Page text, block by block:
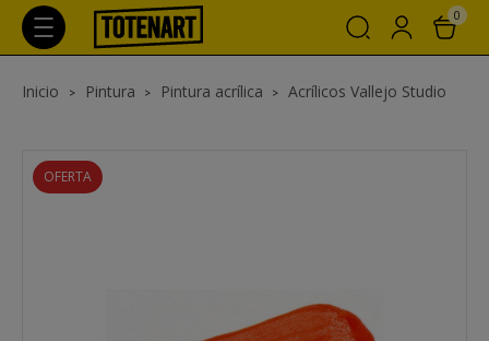
0
Inicio Pintura Pintura acrílica Acrílicos Vallejo Studio
OFERTA